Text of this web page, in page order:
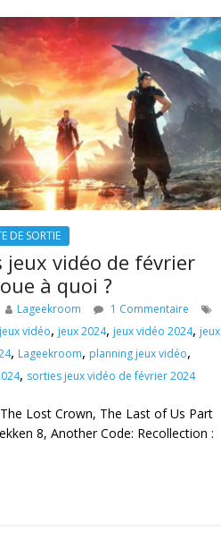
DE SORTIE
jeux vidéo de février
à quoi ?
Lageekroom
1 Commentaire
vidéo, jeux 2024, jeux vidéo 2024, jeux
, Lageekroom, planning jeux vidéo,
, sorties jeux vidéo de février 2024
Lost Crown, The Last of Us Part
8, Another Code: Recollection :